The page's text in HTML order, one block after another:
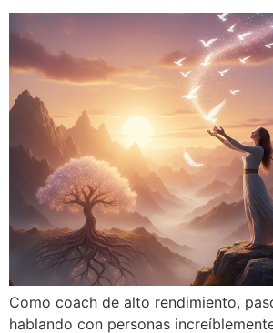
Como coach de alto rendimiento,
hablando con personas